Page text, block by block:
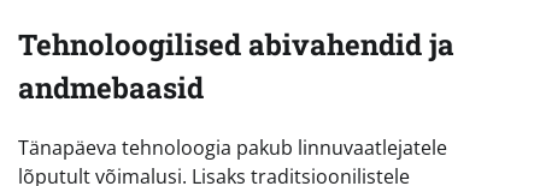
Tehnoloogilised abivahendid ja
andmebaasid
Tänapäeva tehnoloogia pakub linnuvaatlejatele
lõputult võimalusi. Lisaks traditsioonilistele